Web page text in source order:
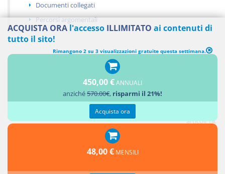
Documenti collegati
Percorsi argomentali
TITOLO I Disciplina generale della conferenza di servizi
(MODIFICHE ALLA DISCIPLINA GENERALE DELLA CONFERENZA DI
articoli 14,
14-
ACQUISTA ORA l'accesso ILLIMITATO ai contenuti di
tutto il sito!
Rimangono 2 su 3 visualizzazioni gratuite questa settimana.
450,00 €ANNUALI
anziché570.00€, risparmi il 21%!
Acquista ora
48,00 € MENSILI